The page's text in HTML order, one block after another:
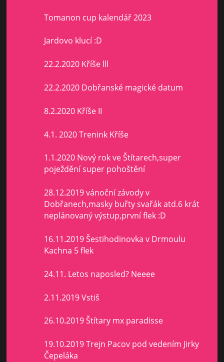
Tomanon cup kalendář 2023
Jardovo klucí :D
22.2.2020 Kříše lll
22.2.2020 Dobřanské magické datum
8.2.2020 Kříše II
4.1. 2020 Trenink Kříše
1.1.2020 Nový rok ve Štítarech,super
poježdění super pohoštění
28.12.2019 vánoční závody v
Dobřanech,masky buřty svařák atd.6 krát
neplánovaný výstup,první flek :D
16.11.2019 Šestihodinovka v Drmoulu
Kachna 5 flek
24.11. Letos naposled? Neeee
2.11.2019 Vstiš
26.10.2019 Štítary mx paradisse
19.10.2019 Trejn Pacov pod vedením Jirky
Čepeláka